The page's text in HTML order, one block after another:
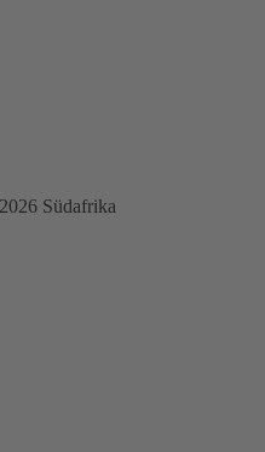
Südafrika